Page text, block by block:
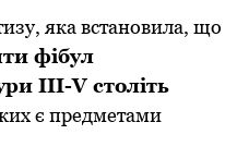
яка встановила, що
фібул
ІІІ-V століть
є предметами